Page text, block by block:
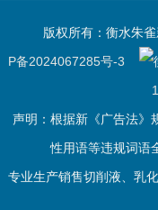
版权所有：衡水朱雀
P备2024067285号-3
声明：根据新《广告法》
性用语等违规词语
专业生产销售切削液、乳